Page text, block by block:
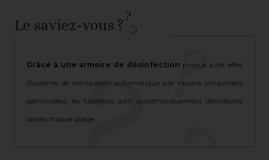
Le saviez-vous ?
Grâce à une armoire de désinfection prévue à cet effet
(Système de stérilisation automatique par rayons ultraviolets
germicides), les tablettes sont systématiquement désinfectés
après chaque usage.